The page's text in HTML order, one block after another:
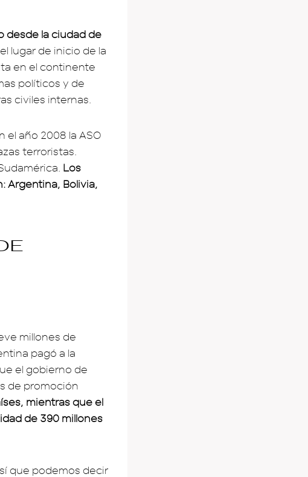
desde la ciudad de
lugar de inicio de la
en el continente
políticos y de
civiles internas.
el año 2008 la ASO
terroristas.
Los
Argentina, Bolivia,
millones de
pagó a la
el gobierno de
de promoción
mientras que el
de 390 millones
que podemos decir